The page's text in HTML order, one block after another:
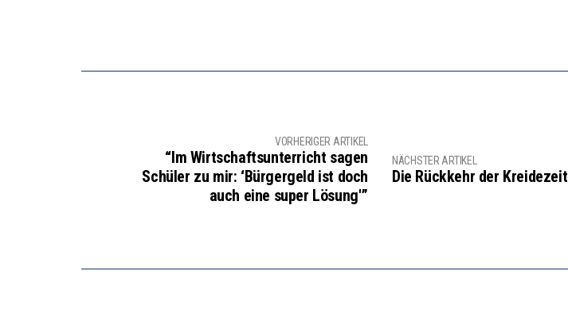
VORHERIGER ARTIKEL
“Im Wirtschaftsunterricht sagen
Schüler zu mir: ‘Bürgergeld ist doch
auch eine super Lösung'”
NÄCHSTER ARTIKEL
Die Rückkehr der Kreidezeit